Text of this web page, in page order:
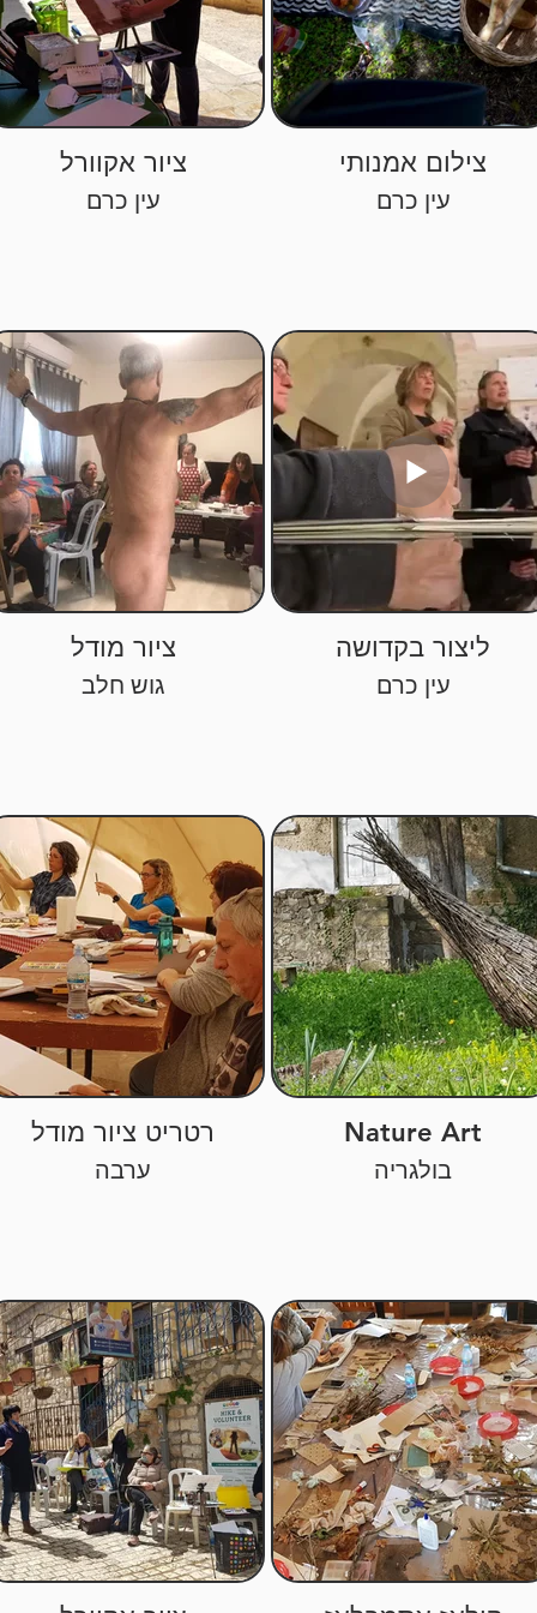
צילום אמנותי
עין כרם
ציור אקוורל
עין כרם
ליצור בקדושה
עין כרם
ציור מודל
גוש חלב
Nature Art
בולגריה
רטריט ציור מודל
ערבה